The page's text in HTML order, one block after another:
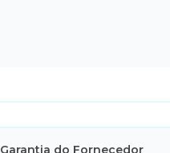
Garantia do Fornecedor